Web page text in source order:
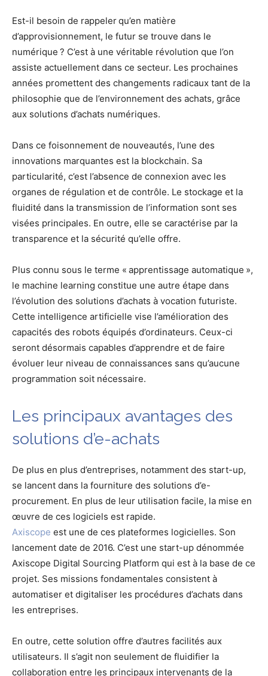
Est-il besoin de rappeler qu’en matière
d’approvisionnement, le futur se trouve dans le
numérique ? C’est à une véritable révolution que l’on
assiste actuellement dans ce secteur. Les prochaines
années promettent des changements radicaux tant de la
philosophie que de l’environnement des achats, grâce
aux solutions d’achats numériques.
Dans ce foisonnement de nouveautés, l’une des
innovations marquantes est la blockchain. Sa
particularité, c’est l’absence de connexion avec les
organes de régulation et de contrôle. Le stockage et la
fluidité dans la transmission de l’information sont ses
visées principales. En outre, elle se caractérise par la
transparence et la sécurité qu’elle offre.
Plus connu sous le terme « apprentissage automatique »,
le machine learning constitue une autre étape dans
l’évolution des solutions d’achats à vocation futuriste.
Cette intelligence artificielle vise l’amélioration des
capacités des robots équipés d’ordinateurs. Ceux-ci
seront désormais capables d’apprendre et de faire
évoluer leur niveau de connaissances sans qu’aucune
programmation soit nécessaire.
Les principaux avantages des
solutions d’e-achats
De plus en plus d’entreprises, notamment des start-up,
se lancent dans la fourniture des solutions d’e-
procurement. En plus de leur utilisation facile, la mise en
œuvre de ces logiciels est rapide.
Axiscope est une de ces plateformes logicielles. Son
lancement date de 2016. C’est une start-up dénommée
Axiscope Digital Sourcing Platform qui est à la base de ce
projet. Ses missions fondamentales consistent à
automatiser et digitaliser les procédures d’achats dans
les entreprises.
En outre, cette solution offre d’autres facilités aux
utilisateurs. Il s’agit non seulement de fluidifier la
collaboration entre les principaux intervenants de la